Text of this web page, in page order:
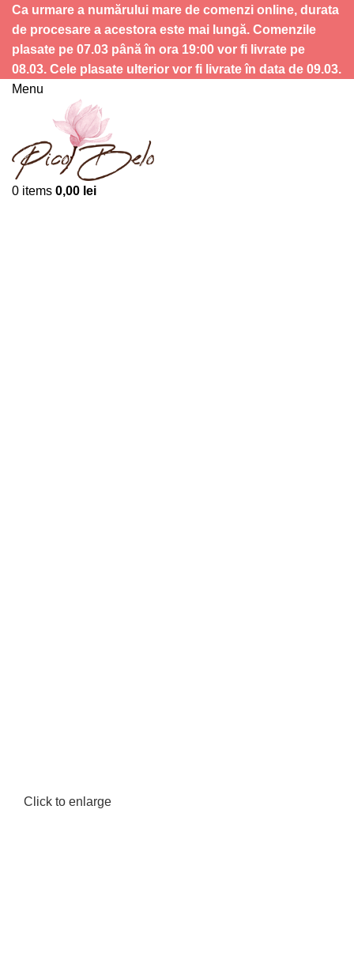
Ca urmare a numărului mare de comenzi online, durata
de procesare a acestora este mai lungă. Comenzile
plasate pe 07.03 până în ora 19:00 vor fi livrate pe
08.03. Cele plasate ulterior vor fi livrate în data de 09.03.
Menu
0 items 0,00 lei
Click to enlarge